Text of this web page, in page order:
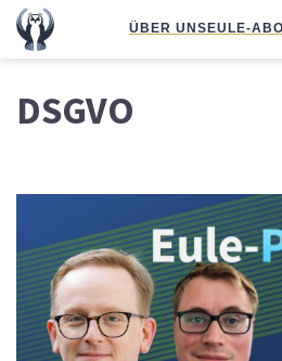
ÜBER UNSEULE-ABO
DSGVO